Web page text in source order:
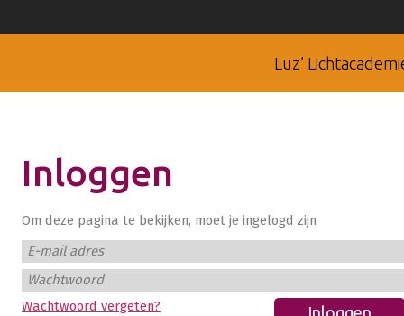
Luz’
Inloggen
Om deze pagina te bekijken, moet je ingelogd zijn
E-mail adres
Wachtwoord
Wachtwoord vergeten?